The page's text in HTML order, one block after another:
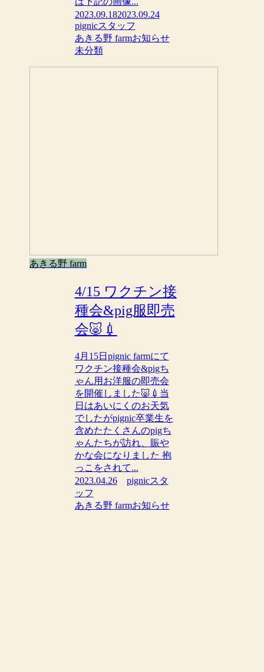
2023.09.182023.09.24
pignicスタッフ
あきる野 farmお知らせ
未分類
あきる野 farm
4/15 ワクチン接
種会&pig服即売
会🐷💉
4月15日pignic farmにて
ワクチン接種会&pigち
ゃん用お洋服の即売会
を開催しました🐷💉当
日はあいにくのお天気
でしたがpignic卒業生を
含めたたくさんのpigち
ゃんたちが訪れ、賑や
かな会になりました 抱
っこをされて...
2023.04.26
pignicスタ
ッフ
あきる野 farmお知らせ